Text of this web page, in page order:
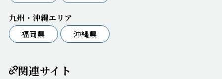
九州・沖縄エリア
福岡県
沖縄県
関連サイト